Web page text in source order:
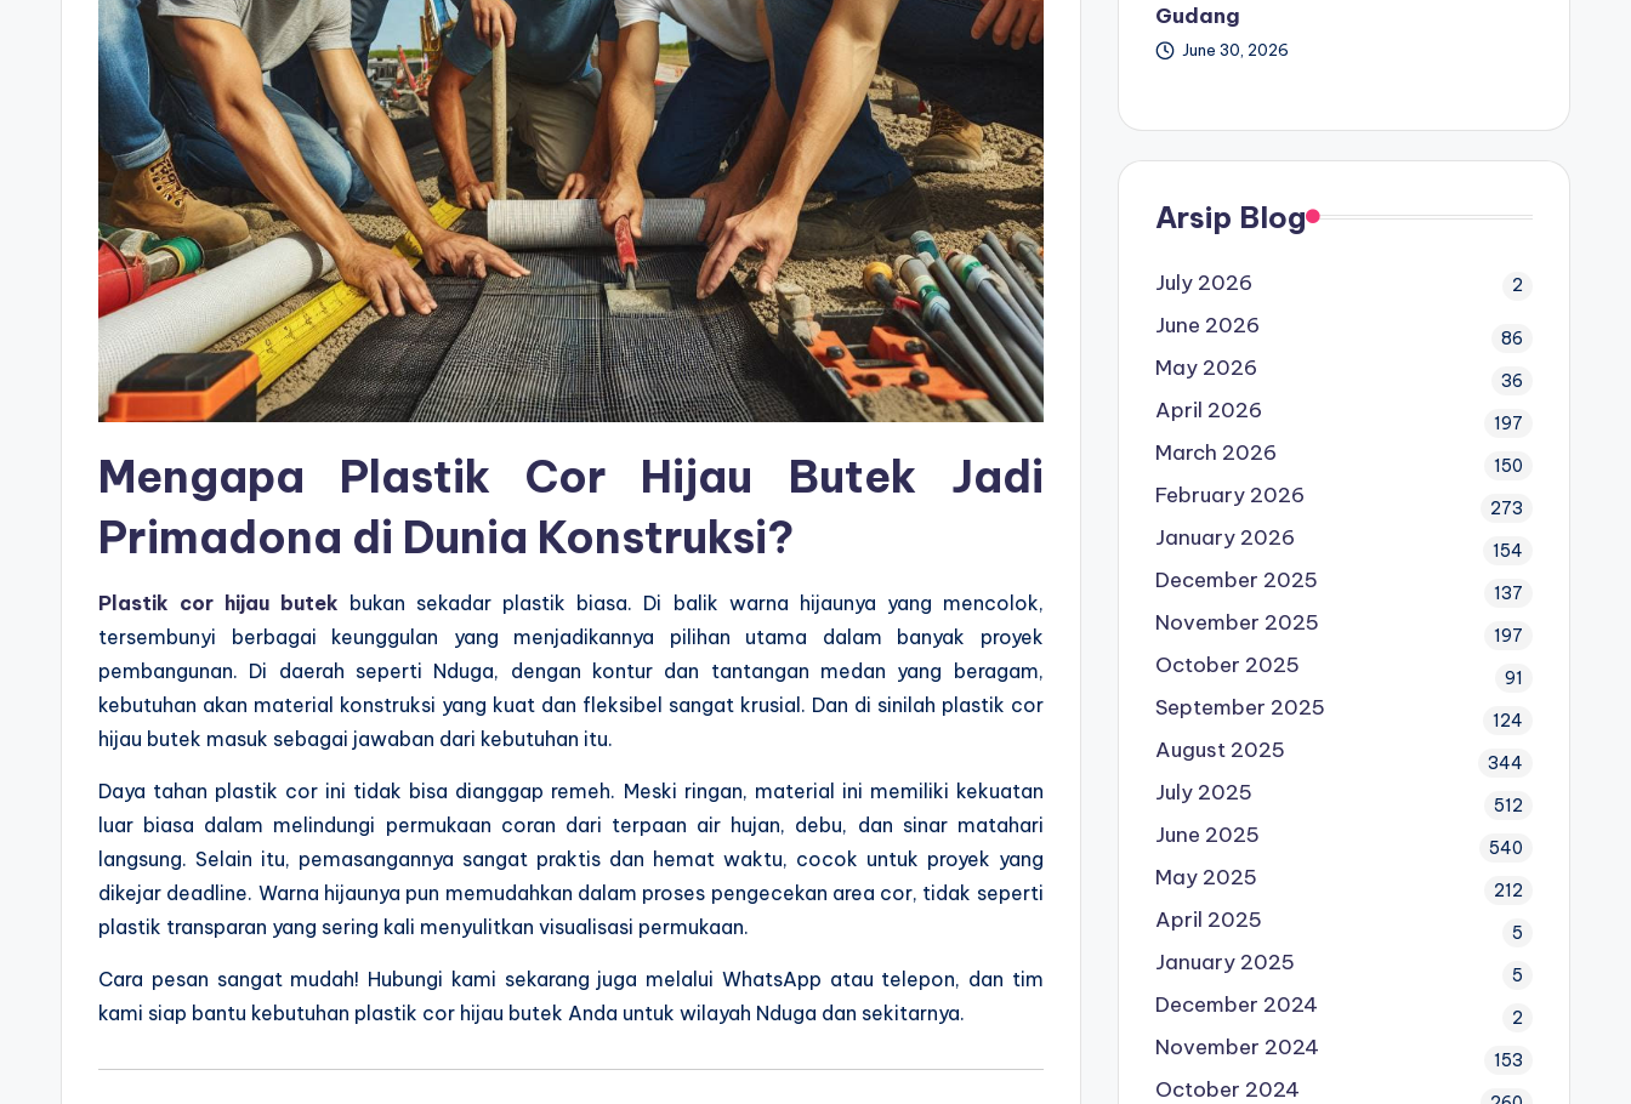
Mengapa Plastik Cor Hijau Butek Jadi
Primadona di Dunia Konstruksi?
Plastik cor hijau butek bukan sekadar plastik biasa. Di balik warna hijaunya yang mencolok,
tersembunyi berbagai keunggulan yang menjadikannya pilihan utama dalam banyak proyek
pembangunan. Di daerah seperti Nduga, dengan kontur dan tantangan medan yang beragam,
kebutuhan akan material konstruksi yang kuat dan fleksibel sangat krusial. Dan di sinilah plastik cor
hijau butek masuk sebagai jawaban dari kebutuhan itu.
Daya tahan plastik cor ini tidak bisa dianggap remeh. Meski ringan, material ini memiliki kekuatan
luar biasa dalam melindungi permukaan coran dari terpaan air hujan, debu, dan sinar matahari
langsung. Selain itu, pemasangannya sangat praktis dan hemat waktu, cocok untuk proyek yang
dikejar deadline. Warna hijaunya pun memudahkan dalam proses pengecekan area cor, tidak seperti
plastik transparan yang sering kali menyulitkan visualisasi permukaan.
Cara pesan sangat mudah! Hubungi kami sekarang juga melalui WhatsApp atau telepon, dan tim
kami siap bantu kebutuhan plastik cor hijau butek Anda untuk wilayah Nduga dan sekitarnya.
Gudang
June 30, 2026
Arsip Blog
July 2026 2
June 2026 86
May 2026 36
April 2026 197
March 2026 150
February 2026 273
January 2026 154
December 2025 137
November 2025 197
October 2025 91
September 2025 124
August 2025 344
July 2025 512
June 2025 540
May 2025 212
April 2025 5
January 2025 5
December 2024 2
November 2024 153
October 2024